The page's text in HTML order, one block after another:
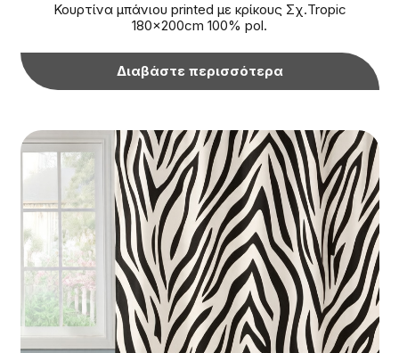
Κουρτίνα μπάνιου printed με κρίκους Σχ.Tropic
180x200cm 100% pol.
Διαβάστε περισσότερα